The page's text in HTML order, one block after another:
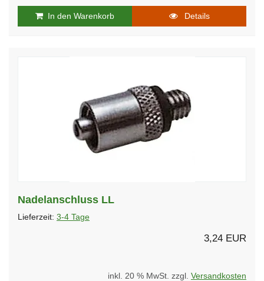
In den Warenkorb Details
Nadelanschluss LL
Lieferzeit: 3-4 Tage
3,24 EUR
inkl. 20 % MwSt. zzgl. Versandkosten